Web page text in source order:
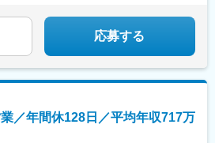
、美容系サロンのOPEN決定！企画運営の参加も
応募する
／年間休128日／平均年収717万